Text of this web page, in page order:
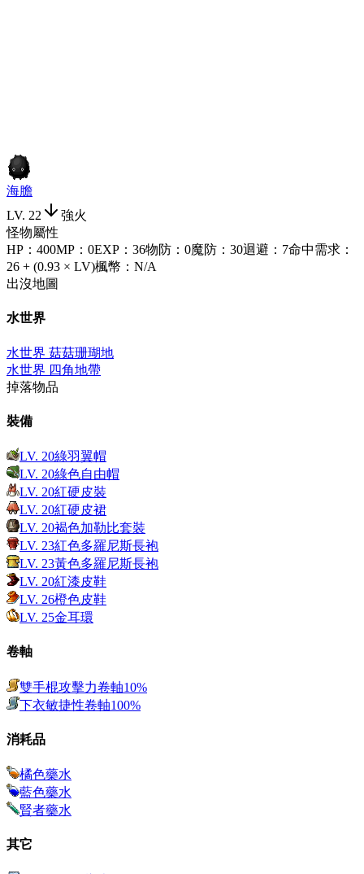
海膽
LV. 22
強火
怪物屬性
HP ： 400MP ： 0EXP ： 36物防 ： 0魔防 ： 30迴避 ： 7命中需求 ：
26 + (0.93 × LV)楓幣 ： N/A
出沒地圖
水世界
水世界 菇菇珊瑚地
水世界 四角地帶
掉落物品
裝備
LV. 20綠羽翼帽
LV. 20綠色自由帽
LV. 20紅硬皮裝
LV. 20紅硬皮裙
LV. 20褐色加勒比套裝
LV. 23紅色多羅尼斯長袍
LV. 23黃色多羅尼斯長袍
LV. 20紅漆皮鞋
LV. 26橙色皮鞋
LV. 25金耳環
卷軸
雙手棍攻擊力卷軸10%
下衣敏捷性卷軸100%
消耗品
橘色藥水
藍色藥水
賢者藥水
其它